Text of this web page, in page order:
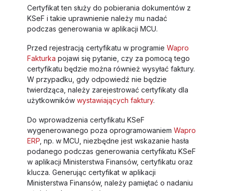
Certyfikat ten służy do pobierania dokumentów z
KSeF i takie uprawnienie należy mu nadać
podczas generowania w aplikacji MCU.
Przed rejestracją certyfikatu w programie Wapro
Fakturka pojawi się pytanie, czy za pomocą tego
certyfikatu będzie można również wysyłać faktury.
W przypadku, gdy odpowiedź nie będzie
twierdząca, należy zarejestrować certyfikaty dla
użytkowników wystawiających faktury.
Do wprowadzenia certyfikatu KSeF
wygenerowanego poza oprogramowaniem Wapro
ERP , np. w MCU, niezbędne jest wskazanie hasła
podanego podczas generowania certyfikatu KSeF
w aplikacji Ministerstwa Finansów, certyfikatu oraz
klucza. Generując certyfikat w aplikacji
Ministerstwa Finansów, należy pamiętać o nadaniu